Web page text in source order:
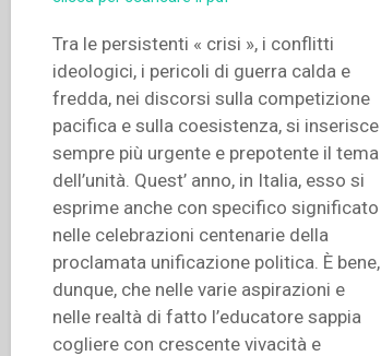
Tra le persistenti « crisi », i conflitti
ideologici, i pericoli di guerra calda e
fredda, nei discorsi sulla competizione
pacifica e sulla coesistenza, si inserisce
sempre più urgente e prepotente il tema
dell’unità. Quest’ anno, in Italia, esso si
esprime anche con specifico significato
nelle celebrazioni centenarie della
proclamata unificazione politica. È bene,
dunque, che nelle varie aspirazioni e
nelle realtà di fatto l’educatore sappia
cogliere con crescente vivacità e